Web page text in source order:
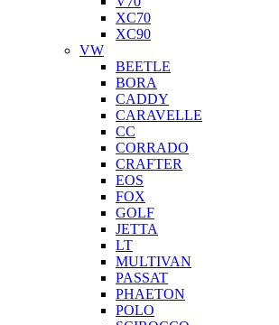
XC70
XC90
VW
BEETLE
BORA
CADDY
CARAVELLE
CC
CORRADO
CRAFTER
EOS
FOX
GOLF
JETTA
LT
MULTIVAN
PASSAT
PHAETON
POLO